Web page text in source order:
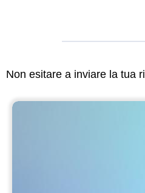
Non esitare a inviare la tua